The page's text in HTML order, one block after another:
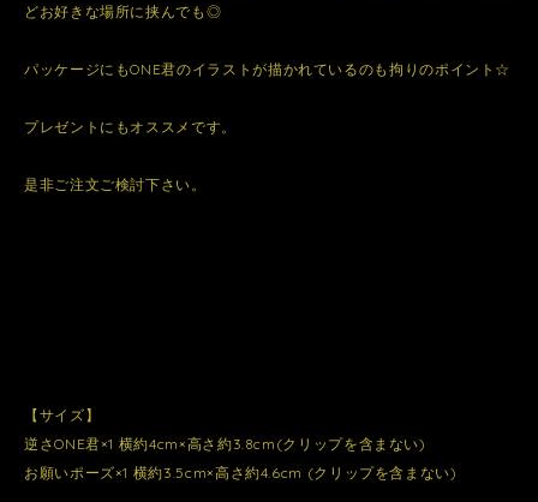
どお好きな場所に挟んでも◎
パッケージにもONE君のイラストが描かれているのも拘りのポイント☆
プレゼントにもオススメです。
是非ご注文ご検討下さい。
【サイズ】
逆さONE君×1 横約4cm×高さ約3.8cm(クリップを含まない)
お願いポーズ×1 横約3.5cm×高さ約4.6cm (クリップを含まない)